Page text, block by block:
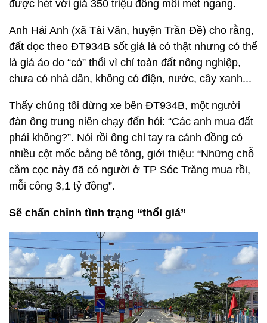
được hét với giá 350 triệu đồng mỗi mét ngang.
Anh Hải Anh (xã Tài Văn, huyện Trần Đề) cho rằng,
đất dọc theo ĐT934B sốt giá là có thật nhưng có thể
là giá ảo do “cò” thổi vì chỉ toàn đất nông nghiệp,
chưa có nhà dân, không có điện, nước, cây xanh...
Thấy chúng tôi dừng xe bên ĐT934B, một người
đàn ông trung niên chạy đến hỏi: “Các anh mua đất
phải không?”. Nói rồi ông chỉ tay ra cánh đồng có
nhiều cột mốc bằng bê tông, giới thiệu: “Những chỗ
cắm cọc này đã có người ở TP Sóc Trăng mua rồi,
mỗi công 3,1 tỷ đồng”.
Sẽ chấn chỉnh tình trạng “thổi giá”